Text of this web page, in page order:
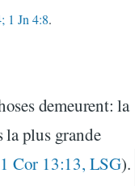
1 Jn 4:8.
demeurent: la
la plus grande
1 Cor 13:13, LSG).